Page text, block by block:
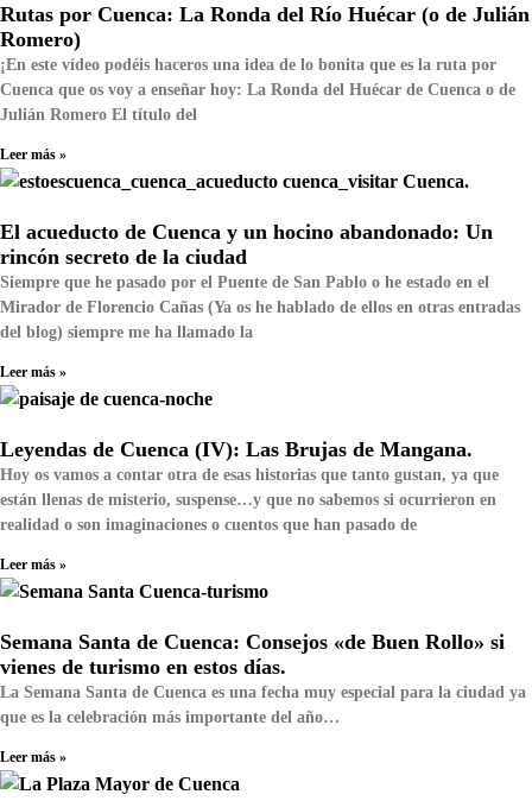
Rutas por Cuenca: La Ronda del Río Huécar (o de Julián
Romero)
¡En este vídeo podéis haceros una idea de lo bonita que es la ruta por
Cuenca que os voy a enseñar hoy: La Ronda del Huécar de Cuenca o de
Julián Romero El título del
Leer más »
El acueducto de Cuenca y un hocino abandonado: Un
rincón secreto de la ciudad
Siempre que he pasado por el Puente de San Pablo o he estado en el
Mirador de Florencio Cañas (Ya os he hablado de ellos en otras entradas
del blog) siempre me ha llamado la
Leer más »
Leyendas de Cuenca (IV): Las Brujas de Mangana.
Hoy os vamos a contar otra de esas historias que tanto gustan, ya que
están llenas de misterio, suspense…y que no sabemos si ocurrieron en
realidad o son imaginaciones o cuentos que han pasado de
Leer más »
Semana Santa de Cuenca: Consejos «de Buen Rollo» si
vienes de turismo en estos días.
La Semana Santa de Cuenca es una fecha muy especial para la ciudad ya
que es la celebración más importante del año…
Leer más »